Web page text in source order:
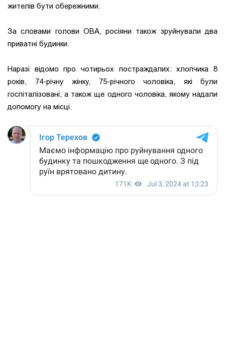
жителів бути обережними.
За словами голови ОВА, росіяни також зруйнували два
приватні будинки.
Наразі відомо про чотирьох постраждалих: хлопчика 8
років, 74-річну жінку, 75-річного чоловіка, які були
госпіталізовані, а також ще одного чоловіка, якому надали
допомогу на місці.